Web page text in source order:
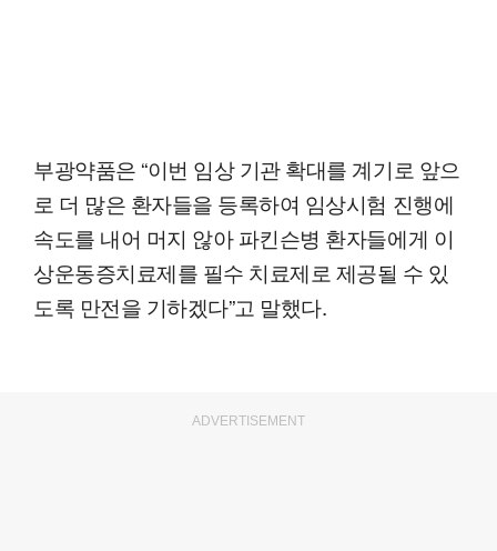
부광약품은 “이번 임상 기관 확대를 계기로 앞으
로 더 많은 환자들을 등록하여 임상시험 진행에
속도를 내어 머지 않아 파킨슨병 환자들에게 이
상운동증치료제를 필수 치료제로 제공될 수 있
도록 만전을 기하겠다”고 말했다.
ADVERTISEMENT